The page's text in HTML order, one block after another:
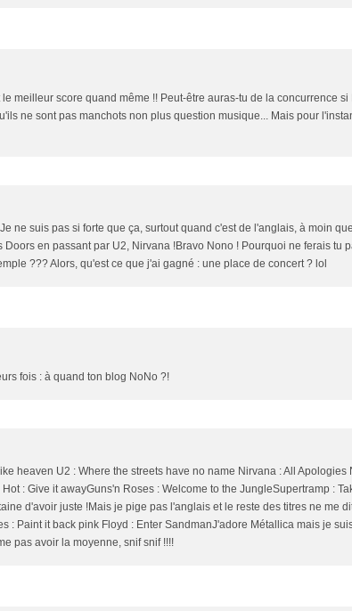
meilleur score quand même !! Peut-être auras-tu de la concurrence
ne sont pas manchots non plus question musique... Mais pour
ne suis pas si forte que ça, surtout quand c'est de l'anglais, à moin
Doors en passant par U2, Nirvana !Bravo Nono ! Pourquoi ne ferais tu
??? Alors, qu'est ce que j'ai gagné : une place de concert ? lol
fois : à quand ton blog NoNo ?!
heaven U2 : Where the streets have no name Nirvana : All Apologies
: Give it awayGuns'n Roses : Welcome to the JungleSupertramp :
d'avoir juste !Mais je pige pas l'anglais et le reste des titres ne me
: Paint it back pink Floyd : Enter SandmanJ'adore Métallica mais je
pas avoir la moyenne, snif snif !!!!